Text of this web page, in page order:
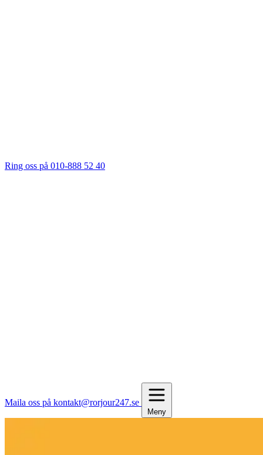
Ring oss på 010-888 52 40
Maila oss på kontakt@rorjour247.se
Meny